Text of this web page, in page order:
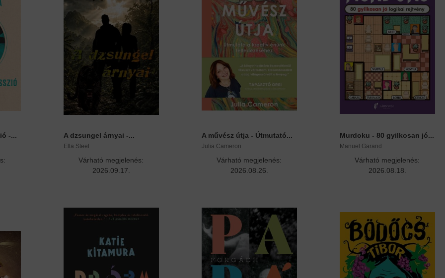
-... A dzsungel árnyai -...
Ella Steel
Várható megjelenés:
2026.09.17.
A művész útja - Útmutató...
Julia Cameron
Várható megjelenés:
2026.08.26.
Murdoku - 80 gyilkosan jó...
Manuel Garand
Várható megjelenés:
2026.08.18.